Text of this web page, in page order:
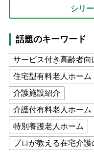
シリ
話題のキーワード
サービス付き高齢者向
住宅型有料老人ホーム
介護施設紹介
介護付有料老人ホーム
特別養護老人ホーム
プロが教える在宅介護